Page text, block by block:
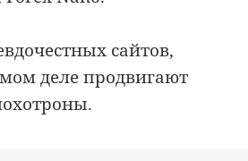
сайтов,
деле продвигают